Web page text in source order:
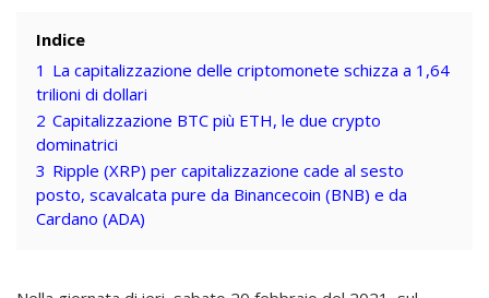
Indice
1 La capitalizzazione delle criptomonete schizza a 1,64
trilioni di dollari
2 Capitalizzazione BTC più ETH, le due crypto
dominatrici
3 Ripple (XRP) per capitalizzazione cade al sesto
posto, scavalcata pure da Binancecoin (BNB) e da
Cardano (ADA)